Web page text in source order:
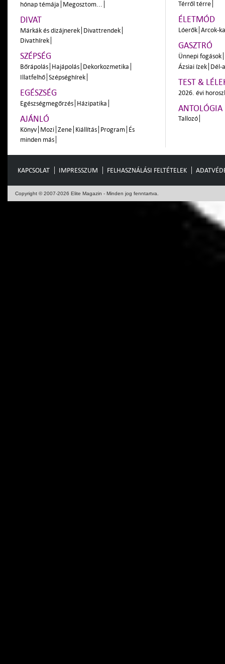
hónap témája Megosztom...
DIVAT
Márkák és dizájnerek Divattrendek
Divathírek
SZÉPSÉG
Bőrápolás Hajápolás Dekorkozmetika
Illatfelhő Szépséghírek
EGÉSZSÉG
Egészségmegőrzés Házipatika
AJÁNLÓ
Könyv Mozi Zene Kiállítás Program És
minden más
Térről térre
ÉLETMÓD
Lóerők Arcok-
GASZTRÓ
Ünnepi fogások
Ázsiai ízek Dél-
TEST &
2026. évi
ANTOLÓGIA
Tallozó
KAPCSOLAT IMPRESSZUM FELHASZNÁLÁSI FELTÉTELEK
Copyright © 2007-2026 Elite Magazin - Minden jog fenntartva.